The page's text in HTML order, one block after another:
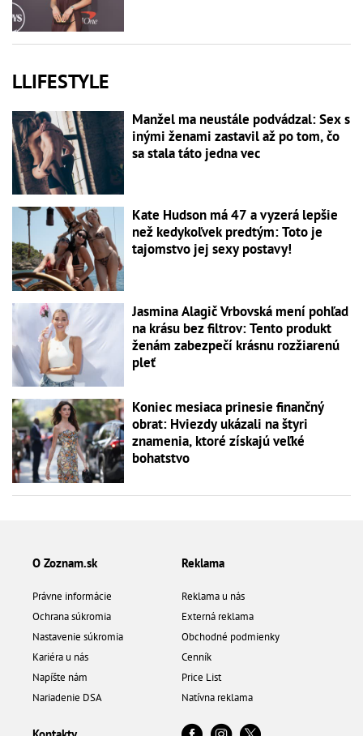
LLIFESTYLE
Manžel ma neustále podvádzal: Sex s
inými ženami zastavil až po tom, čo
sa stala táto jedna vec
Kate Hudson má 47 a vyzerá lepšie
než kedykoľvek predtým: Toto je
tajomstvo jej sexy postavy!
Jasmina Alagič Vrbovská mení pohľad
na krásu bez filtrov: Tento produkt
ženám zabezpečí krásnu rozžiarenú
pleť
Koniec mesiaca prinesie finančný
obrat: Hviezdy ukázali na štyri
znamenia, ktoré získajú veľké
bohatstvo
O Zoznam.sk
Právne informácie
Ochrana súkromia
Nastavenie súkromia
Kariéra u nás
Napíšte nám
Nariadenie DSA
Reklama
Reklama u nás
Externá reklama
Obchodné podmienky
Cenník
Price List
Natívna reklama